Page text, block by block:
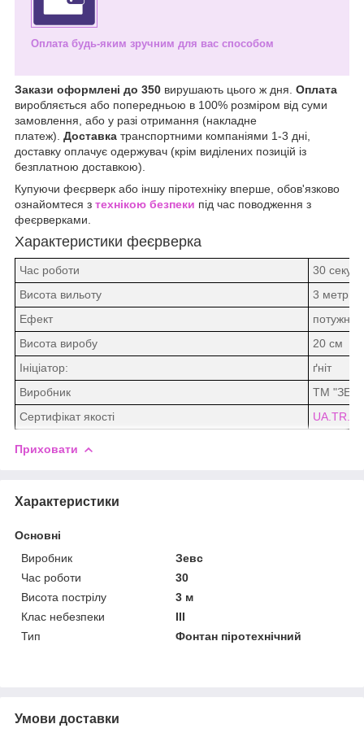
Оплата будь-яким зручним для вас способом
Закази оформлені до 350 вирушають цього ж дня. Оплата
виробляється або попередньою в 100% розміром від суми
замовлення, або у разі отримання (накладне
платеж). Доставка транспортними компаніями 1-3 дні,
доставку оплачує одержувач (крім виділених позицій із
безплатною доставкою).
Купуючи феєрверк або іншу піротехніку вперше, обов'язково
ознайомтеся з технікою безпеки під час поводження з
феєрверками.
Характеристики феєрверка
Час роботи
30 секунд
Висота вильоту
3 метри
Ефект
потужний
Висота виробу
20 см
Ініціатор:
ґніт
Виробник
ТМ
Сертифікат якості
Приховати
Характеристики
Основні
Виробник
Зевс
Час роботи
30
Висота пострілу
3 м
Клас небезпеки
III
Тип
Фонтан піротехнічний
Умови доставки